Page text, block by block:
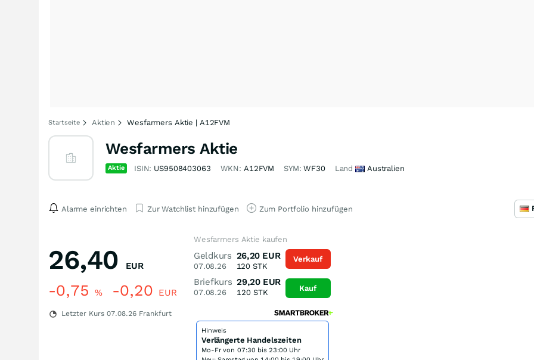
Startseite Aktien Wesfarmers Aktie | A12FVM
Wesfarmers Aktie
Aktie ISIN: US9508403063 WKN: A12FVM SYM:WF30 Land Australien
Alarme einrichten Zur Watchlist hinzufügen Zum Portfolio hinzufügen
26,40 EUR
-0,75 % -0,20 EUR
Letzter Kurs 07.08.26 Frankfurt
Wesfarmers Aktie kaufen
Geldkurs
07.08.26
26,20 EUR
120 STK
Briefkurs
07.08.26
29,20 EUR
120STK
Verkauf
Kauf
Hinweis
Verlängerte Handelszeiten
Mo-Fr von 07:30 bis 23:00 Uhr